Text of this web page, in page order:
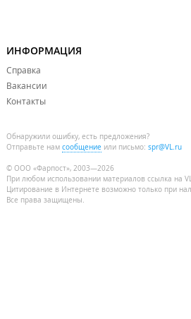
ИНФОРМАЦИЯ
Справка
Вакансии
Контакты
Обнаружили ошибку, есть предложения?
Отправьте нам сообщение или письмо: spr@VL.ru
© ООО «Фарпост», 2003—2026
При любом использовании материалов ссылка на
Цитирование в Интернете возможно только при
Все права защищены.